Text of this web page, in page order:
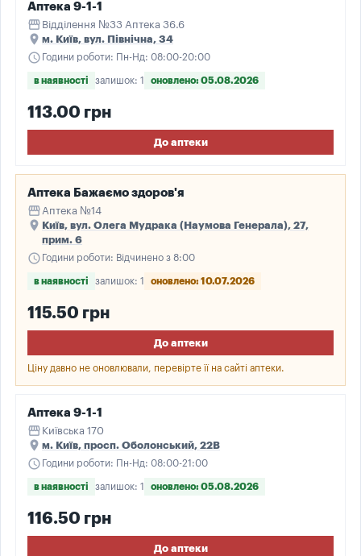
Аптека 9-1-1
storefront Відділення №33 Аптека 36.6
place м. Київ, вул. Північна, 34
schedule Години роботи: Пн-Нд: 08:00-20:00
в наявності залишок: 1 оновлено: 05.08.2026
113.00 грн
До аптеки
Аптека Бажаємо здоров'я
storefront Аптека №14
place Київ, вул. Олега Мудрака (Наумова Генерала), 27,
прим. 6
schedule Години роботи: Відчинено з 8:00
в наявності залишок: 1 оновлено: 10.07.2026
115.50 грн
До аптеки
Ціну давно не оновлювали, перевірте її на сайті аптеки.
Аптека 9-1-1
storefront Київська 170
place м. Київ, просп. Оболонський, 22В
schedule Години роботи: Пн-Нд: 08:00-21:00
в наявності залишок: 1 оновлено: 05.08.2026
116.50 грн
До аптеки